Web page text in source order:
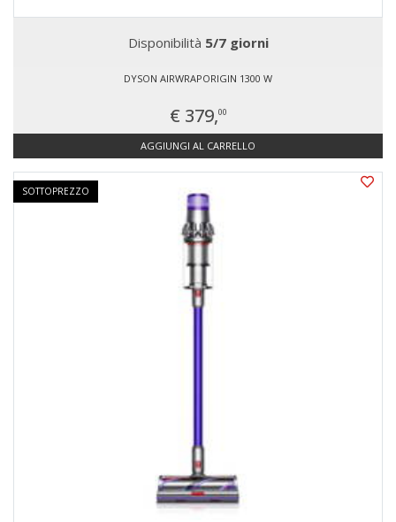
Disponibilità 5/7 giorni
DYSON AIRWRAPORIGIN 1300 W
€ 379,00
AGGIUNGI AL CARRELLO
SOTTOPREZZO